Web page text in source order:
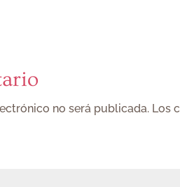
no será publicada. Los